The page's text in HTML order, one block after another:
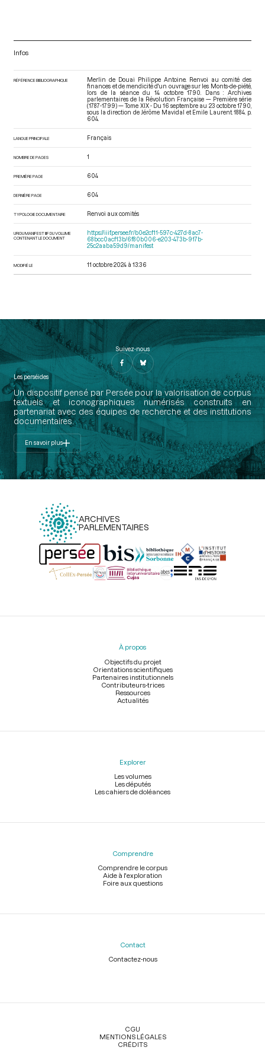
Infos
RÉFÉRENCE BIBLIOGRAPHIQUE
Merlin de Douai Philippe Antoine. Renvoi au comité des
finances et de mendicité d'un ouvrage sur les Monts-de-piété,
lors de la séance du 14 octobre 1790. Dans : Archives
parlementaires de la Révolution Française — Première série
(1787-1799) — Tome XIX - Du 16 septembre au 23 octobre 1790
sous la direction de Jérôme Mavidal et Emile Laurent. 1884. p.
604.
LANGUE PRINCIPALE Français
NOMBRE DE PAGES 1
PREMIÈRE PAGE 604
DERNIÈRE PAGE 604
TYPOLOGIE DOCUMENTAIRE Renvoi aux comités
URI DU MANIFEST IIIF DU VOLUME
CONTENANT LE DOCUMENT
https://iiif.persee.fr/b0e2cf11-597c-427d-8ac7-
68bcc0acf13b/6f80b006-e203-473b-917b-
25c2aaba59d9/manifest
MODIFIÉ LE 11 octobre 2024 à 13:36
Suivez-nous
Les perséides
Un dispositif pensé par Persée pour la valorisation de corpus
textuels et iconographiques numérisés construits en
partenariat avec des équipes de recherche et des institutions
documentaires.
En savoir plus
ARCHIVES
PARLEMENTAIRES
Menu
À propos
Objectifs du projet
Orientations scientifiques
Partenaires institutionnels
Contributeurs-trices
Ressources
Actualités
Explorer
Les volumes
Les députés
Les cahiers de doléances
Comprendre
Comprendre le corpus
Aide à l'exploration
Foire aux questions
Contact
Contactez-nous
Légal
CGU
MENTIONS LÉGALES
CRÉDITS